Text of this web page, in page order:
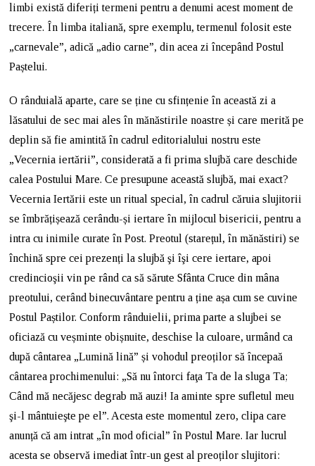
limbi există diferiți termeni pentru a denumi acest moment de
trecere. În limba italiană, spre exemplu, termenul folosit este
„carnevale”, adică „adio carne”, din acea zi începând Postul
Paștelui.
O rânduială aparte, care se ține cu sfințenie în această zi a
lăsatului de sec mai ales în mănăstirile noastre și care merită pe
deplin să fie amintită în cadrul editorialului nostru este
„Vecernia iertării”, considerată a fi prima slujbă care deschide
calea Postului Mare. Ce presupune această slujbă, mai exact?
Vecernia Iertării este un ritual special, în cadrul căruia slujitorii
se îmbrățișează cerându-și iertare în mijlocul bisericii, pentru a
intra cu inimile curate în Post. Preotul (starețul, în mănăstiri) se
închină spre cei prezenți la slujbă şi îşi cere iertare, apoi
credincioşii vin pe rând ca să sărute Sfânta Cruce din mâna
preotului, cerând binecuvântare pentru a ține așa cum se cuvine
Postul Paștilor. Conform rânduielii, prima parte a slujbei se
oficiază cu veșminte obișnuite, deschise la culoare, urmând ca
după cântarea „Lumină lină” și vohodul preoților să începaă
cântarea prochimenului: „Să nu întorci faţa Ta de la sluga Ta;
Când mă necăjesc degrab mă auzi! Ia aminte spre sufletul meu
şi-l mântuieşte pe el”. Acesta este momentul zero, clipa care
anunță că am intrat „în mod oficial” în Postul Mare. Iar lucrul
acesta se observă imediat într-un gest al preoților slujitori: